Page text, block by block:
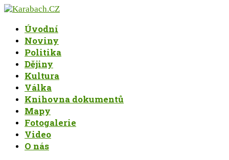
Úvodní
Noviny
Politika
Dějiny
Kultura
Válka
Knihovna dokumentů
Mapy
Fotogalerie
Video
O nás